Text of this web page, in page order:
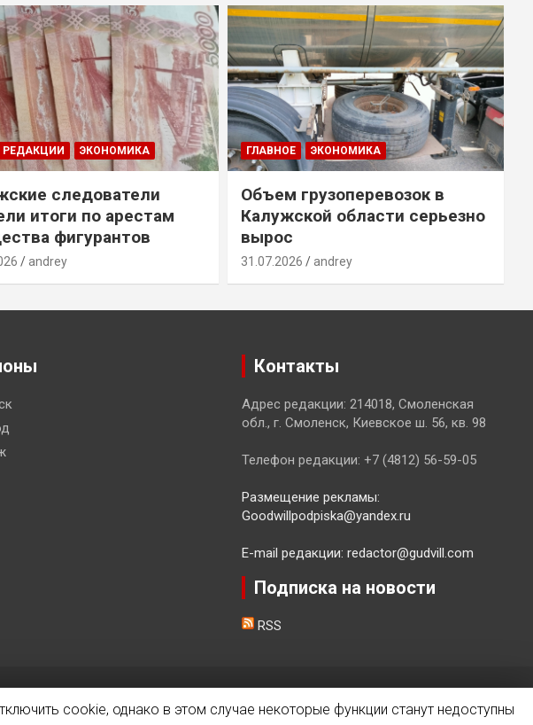
РЕДАКЦИИ ЭКОНОМИКА
следователи
итоги по арестам
фигурантов
andrey
ГЛАВНОЕ ЭКОНОМИКА
Объем грузоперевозок в
Калужской области серьезно
вырос
31.07.2026 andrey
Контакты
Адрес редакции: 214018, Смоленская
обл., г. Смоленск, Киевское ш. 56, кв. 98
Телефон редакции: +7 (4812) 56-59-05
Размещение рекламы:
Goodwillpodpiska@yandex.ru
E-mail редакции: redactor@gudvill.com
Подписка на новости
RSS
cookie, однако в этом случае некоторые функции станут недоступны